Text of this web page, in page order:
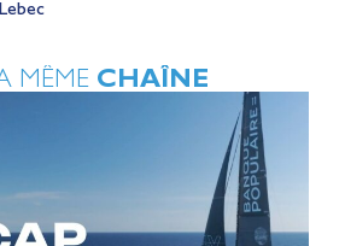
MÊME CHAÎNE